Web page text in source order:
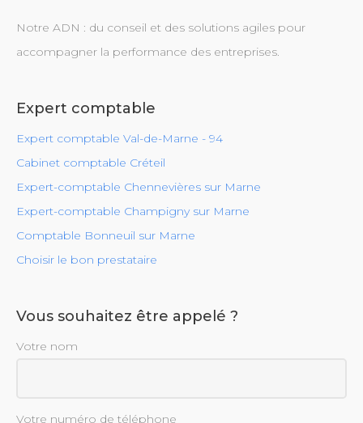
Notre ADN : du conseil et des solutions agiles pour
accompagner la performance des entreprises.
Expert comptable
Expert comptable Val-de-Marne - 94
Cabinet comptable Créteil
Expert-comptable Chennevières sur Marne
Expert-comptable Champigny sur Marne
Comptable Bonneuil sur Marne
Choisir le bon prestataire
Vous souhaitez être appelé ?
Votre nom
Votre numéro de téléphone